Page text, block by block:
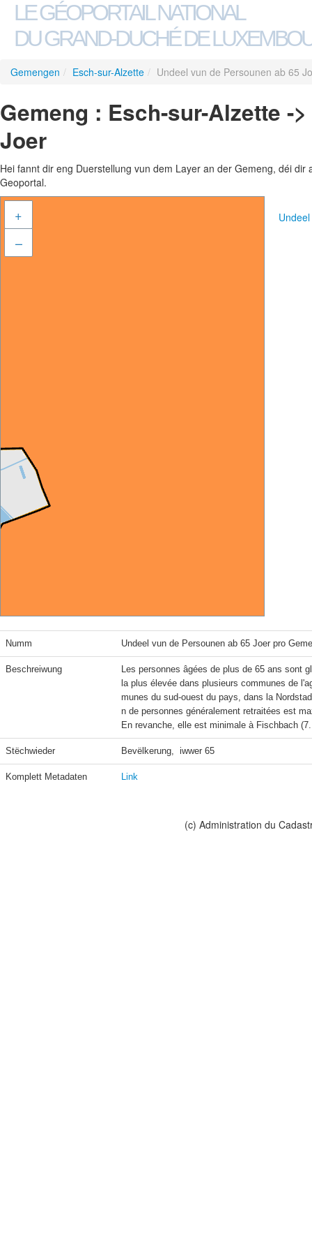
LE GÉOPORTAIL NATIONAL
DU GRAND-DUCHÉ DE
Gemengen / Esch-sur-Alzette / Undeel vun de Persounen ab 65
Gemeng : Esch-sur-Alzette -
Joer
Hei fannt dir eng Duerstellung vun dem Layer an der Gemeng, déi
Geoportal.
+
–
Numm Undeel vun de Persounen ab 65 Joer pro
Beschreiwung
Les personnes âgées de plus de 65 ans sont
la plus élevée dans plusieurs communes de
munes du sud-ouest du pays, dans la
n de personnes généralement retraitées est
En revanche, elle est minimale à Fischbach
Stëchwieder Bevëlkerung,  iwwer 65
Komplett Metadaten Link
(c) Administration du